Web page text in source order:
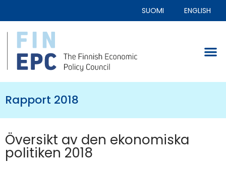
SUOMI ENGLISH
Rapport 2018
Översikt av den ekonomiska
politiken 2018